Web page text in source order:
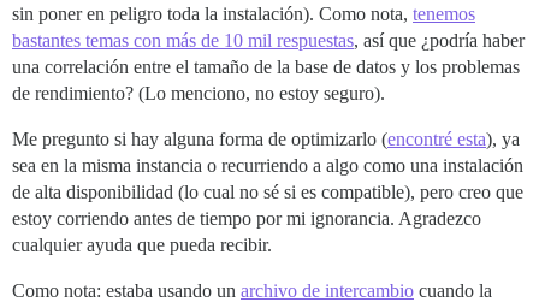
sin poner en peligro toda la instalación). Como nota, tenemos
bastantes temas con más de 10 mil respuestas, así que ¿podría haber
una correlación entre el tamaño de la base de datos y los problemas
de rendimiento? (Lo menciono, no estoy seguro).
Me pregunto si hay alguna forma de optimizarlo (encontré esta), ya
sea en la misma instancia o recurriendo a algo como una instalación
de alta disponibilidad (lo cual no sé si es compatible), pero creo que
estoy corriendo antes de tiempo por mi ignorancia. Agradezco
cualquier ayuda que pueda recibir.
Como nota: estaba usando un archivo de intercambio cuando la